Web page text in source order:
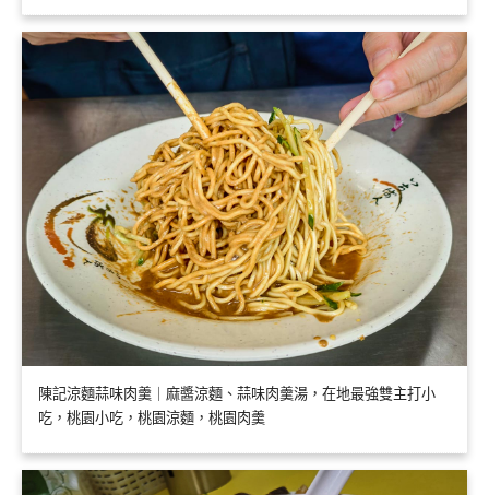
陳記涼麵蒜味肉羹｜麻醬涼麵、蒜味肉羹湯，在地最強雙主打小
吃，桃園小吃，桃園涼麵，桃園肉羹